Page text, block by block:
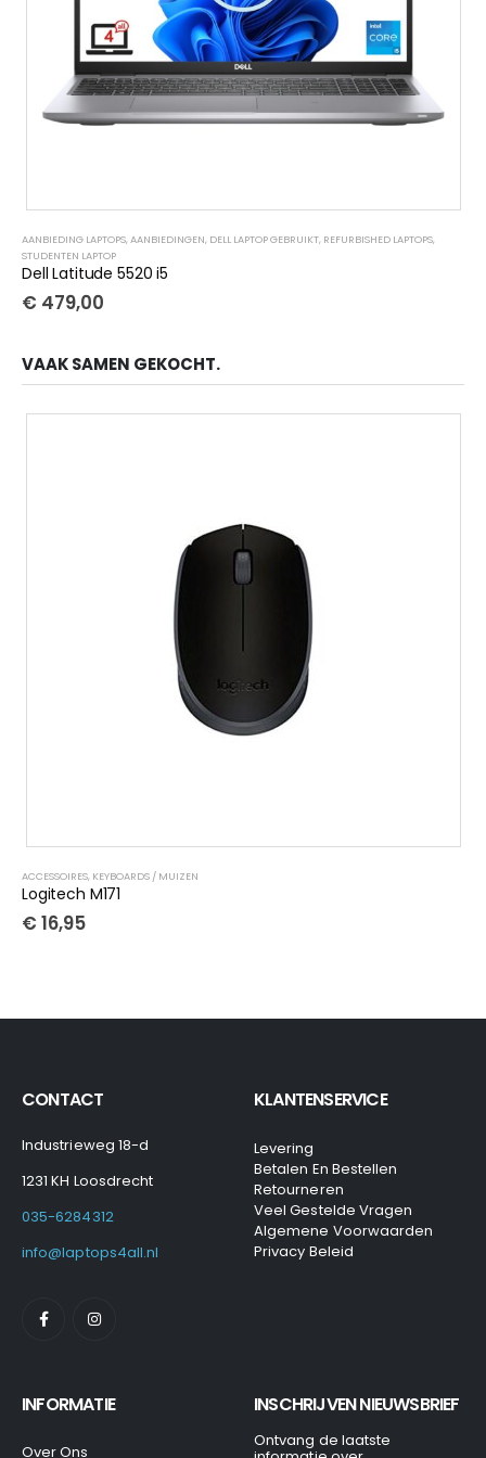
AANBIEDING LAPTOPS, AANBIEDINGEN, DELL LAPTOP GEBRUIKT, REFURBISHED LAPTOPS,
STUDENTEN LAPTOP
Dell Latitude 5520 i5
€ 479,00
VAAK SAMEN GEKOCHT.
ACCESSOIRES, KEYBOARDS / MUIZEN
Logitech M171
€ 16,95
CONTACT
Industrieweg 18-d
1231 KH Loosdrecht
035-6284312
info@laptops4all.nl
KLANTENSERVICE
Levering
Betalen En Bestellen
Retourneren
Veel Gestelde Vragen
Algemene Voorwaarden
Privacy Beleid
INFORMATIE
Over Ons
INSCHRIJVEN NIEUWSBRIEF
Ontvang de laatste